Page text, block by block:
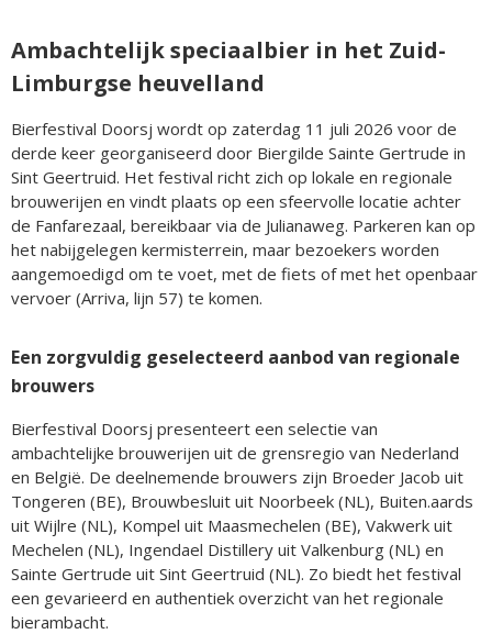
Ambachtelijk speciaalbier in het Zuid-
Limburgse heuvelland
Bierfestival Doorsj wordt op zaterdag 11 juli 2026 voor de
derde keer georganiseerd door Biergilde Sainte Gertrude in
Sint Geertruid. Het festival richt zich op lokale en regionale
brouwerijen en vindt plaats op een sfeervolle locatie achter
de Fanfarezaal, bereikbaar via de Julianaweg. Parkeren kan op
het nabijgelegen kermisterrein, maar bezoekers worden
aangemoedigd om te voet, met de fiets of met het openbaar
vervoer (Arriva, lijn 57) te komen.
Een zorgvuldig geselecteerd aanbod van regionale
brouwers
Bierfestival Doorsj presenteert een selectie van
ambachtelijke brouwerijen uit de grensregio van Nederland
en België. De deelnemende brouwers zijn Broeder Jacob uit
Tongeren (BE), Brouwbesluit uit Noorbeek (NL), Buiten.aards
uit Wijlre (NL), Kompel uit Maasmechelen (BE), Vakwerk uit
Mechelen (NL), Ingendael Distillery uit Valkenburg (NL) en
Sainte Gertrude uit Sint Geertruid (NL). Zo biedt het festival
een gevarieerd en authentiek overzicht van het regionale
bierambacht.